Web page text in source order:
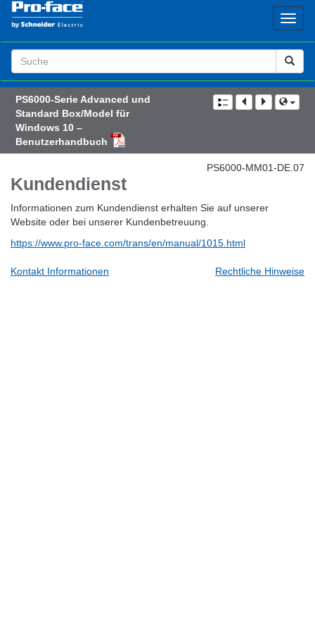
Search
Term
PS6000-Serie Advanced und
Standard Box/Model für
Windows 10 –
Benutzerhandbuch
PS6000-MM01-DE.07
Kundendienst
Informationen zum Kundendienst erhalten Sie auf unserer
Website oder bei unserer Kundenbetreuung.
https://www.pro-face.com/trans/en/manual/1015.html
Kontakt Informationen Rechtliche Hinweise